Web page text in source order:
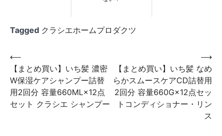
Tagged クラシエホームプロダクツ
投
稿
ナ
ビ
⟵
【まとめ買い】いち髪 濃密
W保湿ケアシャンプー詰替
用2回分 容量660ML×12点
セット クラシエ シャンプー
【まとめ買い】いち髪 なめ
らかスムースケアCD詰替用
2回分 容量660G×12点セッ
トコンディショナー・リン
ス
⟶